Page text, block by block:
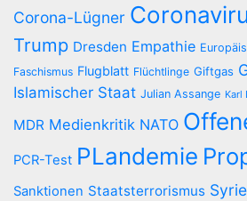
Corona-Lügner
Trump Dresden Empathie
Faschismus Flugblatt Flüchtlinge Giftgas
Islamischer Staat Julian Assange Karl
MDR Medienkritik NATO
PCR-Test PLandemie
Sanktionen Staatsterrorismus